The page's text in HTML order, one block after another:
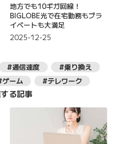
地方でも10ギガ回線！
BIGLOBE光で在宅勤務もプラ
イベートも大満足
2025-12-25
#通信速度
#乗り換え
ーム #テレワーク
る記事